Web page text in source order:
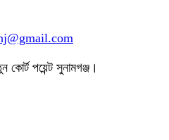
পয়েন্ট সুনামগঞ্জ।